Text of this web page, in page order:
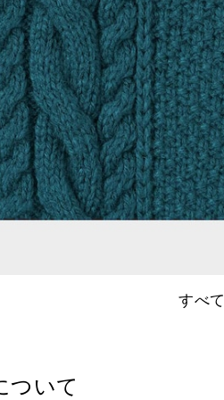
すべ
ついて